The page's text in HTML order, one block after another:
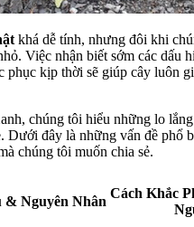
khá dễ tính, nhưng đôi khi
Việc nhận biết sớm các dấu
phục kịp thời sẽ giúp cây luôn
chúng tôi hiểu những lo
Dưới đây là những vấn đề phổ
chúng tôi muốn chia sẻ.
& Nguyên Nhân
Cách Khắc